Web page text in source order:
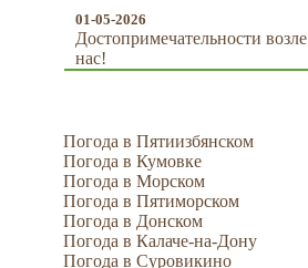
01-05-2026
Достопримечательности возле
нас!
Погода в Пятиизбянском
Погода в Кумовке
Погода в Морском
Погода в Пятиморском
Погода в Донском
Погода в Калаче-на-Дону
Погода в Суровикино